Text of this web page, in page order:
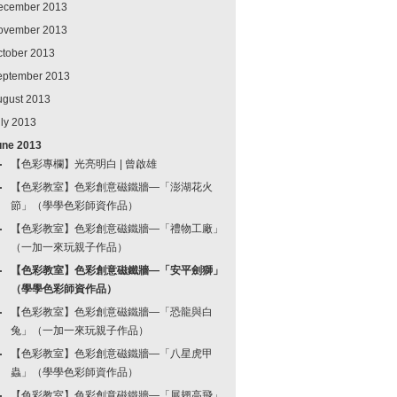
2013
2013
2013
2013
2013
2013
2013
【色彩專欄】光亮明白 | 曾啟雄
【色彩教室】色彩創意磁鐵牆—「澎湖花火
節」（學學色彩師資作品）
【色彩教室】色彩創意磁鐵牆—「禮物工廠」
（一加一來玩親子作品）
【色彩教室】色彩創意磁鐵牆—「安平劍獅」
（學學色彩師資作品）
【色彩教室】色彩創意磁鐵牆—「恐龍與白
兔」（一加一來玩親子作品）
【色彩教室】色彩創意磁鐵牆—「八星虎甲
蟲」（學學色彩師資作品）